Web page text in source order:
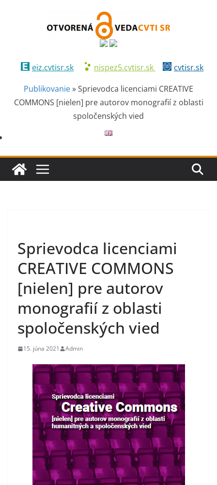
eiz.cvtisr.sk nispez5.cvtisr.sk
cvtisr.sk
Publikovanie»Sprievodca licenciami CREATIVE
COMMONS [nielen] pre autorov monografií z oblasti
spoločenských vied
Sprievodca licenciami
CREATIVE COMMONS
[nielen] pre autorov
monografií z oblasti
spoločenských vied
15. júna 2021 Admin